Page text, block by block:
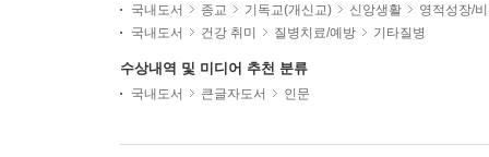
국내도서
종교 기독교(개신교) 신앙생활
영적성장/
국내도서
건강 취미 질병치료/예방 기타질병
수상내역 및 미디어 추천 분류
국내도서 큰글자도서 인문